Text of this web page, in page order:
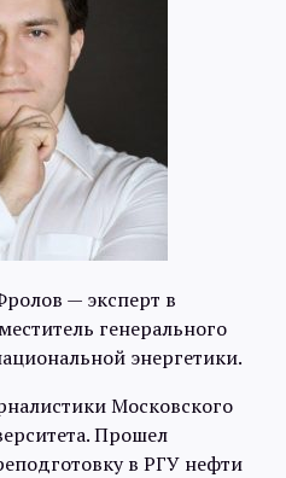
— эксперт в
генерального
энергетики.
Московского
Прошел
в РГУ нефти